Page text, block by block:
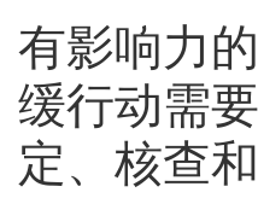
有影响力
缓行动需
定、核查